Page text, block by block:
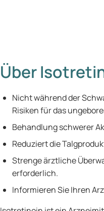
Über
Nicht während der
Risiken für das
Behandlung schwerer
Reduziert die
Strenge ärztliche
erforderlich.
Informieren Sie Ihren